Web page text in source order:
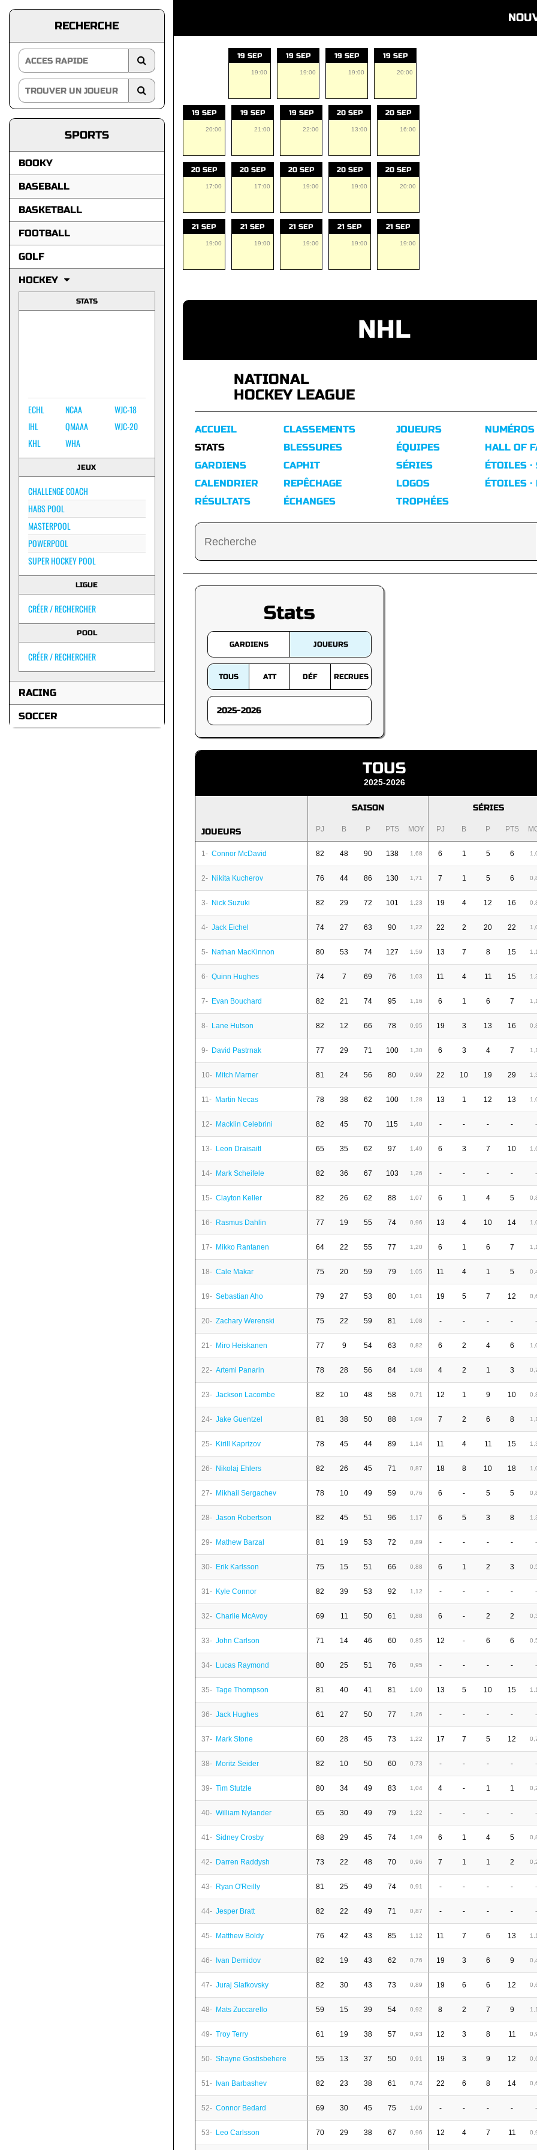
RECHERCHE
SPORTS
BOOKY
BASEBALL
BASKETBALL
FOOTBALL
GOLF
HOCKEY
STATS
ECHL
IHL
KHL
NCAA
QMAAA
WHA
WJC-18
WJC-20
JEUX
CHALLENGE COACH
HABS POOL
MASTERPOOL
POWERPOOL
SUPER HOCKEY POOL
LIGUE
CRÉER / RECHERCHER
POOL
CRÉER / RECHERCHER
RACING
SOCCER
19 SEP
19:00
19 SEP
19:00
19 SEP
19:00
19 SEP
20:00
19 SEP
20:00
19 SEP
21:00
19 SEP
22:00
20 SEP
13:00
20 SEP
16:00
20 SEP
17:00
20 SEP
17:00
20 SEP
19:00
20 SEP
19:00
20 SEP
20:00
21 SEP
19:00
21 SEP
19:00
21 SEP
19:00
21 SEP
19:00
21 SEP
19:00
NHL
NATIONAL
HOCKEY LEAGUE
ACCUEIL
STATS
GARDIENS
CALENDRIER
RÉSULTATS
CLASSEMENTS
BLESSURES
CAPHIT
REPÊCHAGE
ÉCHANGES
JOUEURS
ÉQUIPES
SÉRIES
LOGOS
TROPHÉES
NUMÉROS
HALL OF
ÉTOILES
ÉTOILES ·
Stats
GARDIENS JOUEURS
TOUS ATT DÉF RECRUES
TOUS
2025-2026
JOUEURS
SAISON SÉRIES
PJ B P PTS MOY PJ B P PTS
1- Connor McDavid 82 48 90 138 1,68 6 1 5 6
2- Nikita Kucherov 76 44 86 130 1,71 7 1 5 6
3- Nick Suzuki 82 29 72 101 1,23 19 4 12 16
4- Jack Eichel 74 27 63 90 1,22 22 2 20 22
5- Nathan MacKinnon 80 53 74 127 1,59 13 7 8 15
6- Quinn Hughes 74 7 69 76 1,03 11 4 11 15
7- Evan Bouchard 82 21 74 95 1,16 6 1 6 7
8- Lane Hutson 82 12 66 78 0,95 19 3 13 16
9- David Pastrnak 77 29 71 100 1,30 6 3 4 7
10- Mitch Marner 81 24 56 80 0,99 22 10 19 29
11- Martin Necas 78 38 62 100 1,28 13 1 12 13
12- Macklin Celebrini 82 45 70 115 1,40 - - - - -
13- Leon Draisaitl 65 35 62 97 1,49 6 3 7 10
14- Mark Scheifele 82 36 67 103 1,26 - - - - -
15- Clayton Keller 82 26 62 88 1,07 6 1 4 5
16- Rasmus Dahlin 77 19 55 74 0,96 13 4 10 14
17- Mikko Rantanen 64 22 55 77 1,20 6 1 6 7
18- Cale Makar 75 20 59 79 1,05 11 4 1 5
19- Sebastian Aho 79 27 53 80 1,01 19 5 7 12
20- Zachary Werenski 75 22 59 81 1,08 - - - - -
21- Miro Heiskanen 77 9 54 63 0,82 6 2 4 6
22- Artemi Panarin 78 28 56 84 1,08 4 2 1 3
23- Jackson Lacombe 82 10 48 58 0,71 12 1 9 10
24- Jake Guentzel 81 38 50 88 1,09 7 2 6 8
25- Kirill Kaprizov 78 45 44 89 1,14 11 4 11 15
26- Nikolaj Ehlers 82 26 45 71 0,87 18 8 10 18
27- Mikhail Sergachev 78 10 49 59 0,76 6 - 5 5
28- Jason Robertson 82 45 51 96 1,17 6 5 3 8
29- Mathew Barzal 81 19 53 72 0,89 - - - - -
30- Erik Karlsson 75 15 51 66 0,88 6 1 2 3
31- Kyle Connor 82 39 53 92 1,12 - - - - -
32- Charlie McAvoy 69 11 50 61 0,88 6 - 2 2
33- John Carlson 71 14 46 60 0,85 12 - 6 6
34- Lucas Raymond 80 25 51 76 0,95 - - - - -
35- Tage Thompson 81 40 41 81 1,00 13 5 10 15
36- Jack Hughes 61 27 50 77 1,26 - - - - -
37- Mark Stone 60 28 45 73 1,22 17 7 5 12
38- Moritz Seider 82 10 50 60 0,73 - - - - -
39- Tim Stutzle 80 34 49 83 1,04 4 - 1 1
40- William Nylander 65 30 49 79 1,22 - - - - -
41- Sidney Crosby 68 29 45 74 1,09 6 1 4 5
42- Darren Raddysh 73 22 48 70 0,96 7 1 1 2
43- Ryan O'Reilly 81 25 49 74 0,91 - - - - -
44- Jesper Bratt 82 22 49 71 0,87 - - - - -
45- Matthew Boldy 76 42 43 85 1,12 11 7 6 13
46- Ivan Demidov 82 19 43 62 0,76 19 3 6 9
47- Juraj Slafkovsky 82 30 43 73 0,89 19 6 6 12
48- Mats Zuccarello 59 15 39 54 0,92 8 2 7 9
49- Troy Terry 61 19 38 57 0,93 12 3 8 11
50- Shayne Gostisbehere 55 13 37 50 0,91 19 3 9 12
51- Ivan Barbashev 82 23 38 61 0,74 22 6 8 14
52- Connor Bedard 69 30 45 75 1,09 - - - - -
53- Leo Carlsson 70 29 38 67 0,96 12 4 7 11